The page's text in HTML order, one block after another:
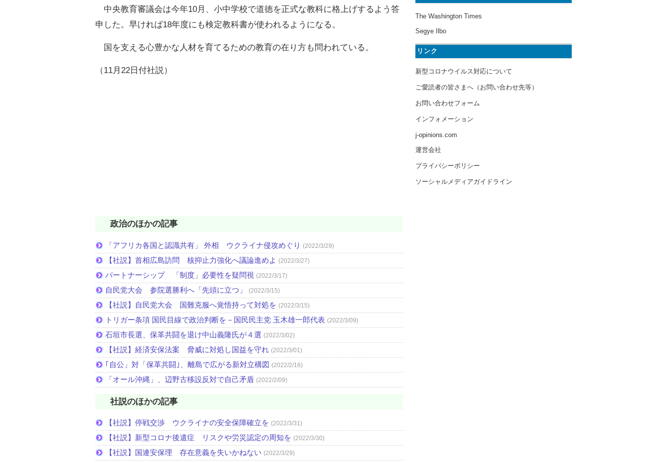
中央教育審議会は今年10月、小中学校で道徳を正式な教科に格上げするよう答
申した。早ければ18年度にも検定教科書が使われるようになる。
国を支える心豊かな人材を育てるための教育の在り方も問われている。
（11月22日付社説）
政治のほかの記事
「アフリカ各国と認識共有」 外相 ウクライナ侵攻めぐり (2022/3/29)
【社説】首相広島訪問 核抑止力強化へ議論進めよ (2022/3/27)
パートナーシップ 「制度」必要性を疑問視 (2022/3/17)
自民党大会 参院選勝利へ「先頭に立つ」 (2022/3/15)
【社説】自民党大会 国難克服へ覚悟持って対処を (2022/3/15)
トリガー条項 国民目線で政治判断を－国民民主党 玉木雄一郎代表 (2022/3/09)
石垣市長選、保革共闘を退け中山義隆氏が４選 (2022/3/02)
【社説】経済安保法案 脅威に対処し国益を守れ (2022/3/01)
｢自公」対「保革共闘｣、離島で広がる新対立構図 (2022/2/16)
「オール沖縄」、辺野古移設反対で自己矛盾 (2022/2/09)
社説のほかの記事
【社説】停戦交渉 ウクライナの安全保障確立を (2022/3/31)
【社説】新型コロナ後遺症 リスクや労災認定の周知を (2022/3/30)
【社説】国連安保理 存在意義を失いかねない (2022/3/29)
The Washington Times
Segye Ilbo
リンク
新型コロナウイルス対応について
ご愛読者の皆さまへ（お問い合わせ先等）
お問い合わせフォーム
インフォメーション
j-opinions.com
運営会社
プライバシーポリシー
ソーシャルメディアガイドライン